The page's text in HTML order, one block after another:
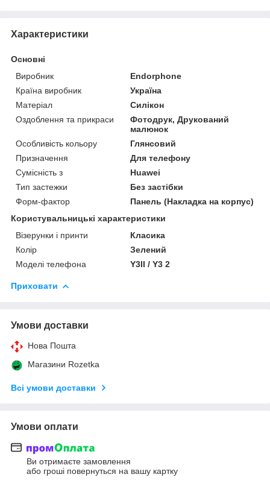
Характеристики
Основні
Виробник
Endorphone
Країна виробник
Україна
Матеріал
Силікон
Оздоблення та прикраси
Фотодрук, Друкований
малюнок
Особливість кольору
Глянсовий
Призначення
Для телефону
Сумісність з
Huawei
Тип застежки
Без застібки
Форм-фактор
Панель (Накладка на корпус)
Користувальницькі характеристики
Візерунки і принти
Класика
Колір
Зелений
Моделі телефона
Y3II / Y3 2
Приховати
Умови доставки
Нова Пошта
Магазини Rozetka
Всі умови доставки
Умови оплати
Ви отримаєте замовлення
або гроші повернуться на вашу картку